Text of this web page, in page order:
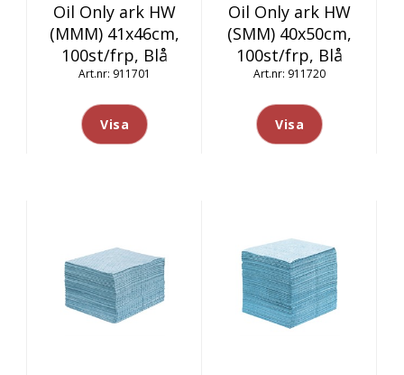
Oil Only ark HW
(MMM) 41x46cm,
100st/frp, Blå
911701
Visa
Oil Only ark HW
(SMM) 40x50cm,
100st/frp, Blå
911720
Visa